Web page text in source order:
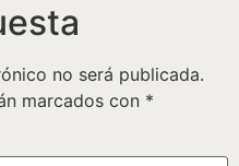
no será publicada.
marcados con *